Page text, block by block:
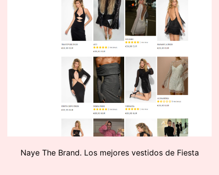
Naye The Brand. Los mejores vestidos de Fiesta